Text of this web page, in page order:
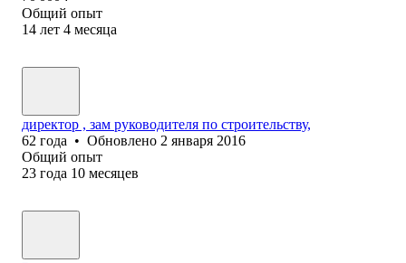
Общий опыт
14 лет 4 месяца
директор , зам руководителя по строительству,
62 года • Обновлено 2 января 2016
Общий опыт
23 года 10 месяцев